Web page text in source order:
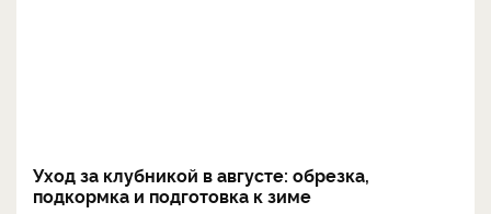
Уход за клубникой в августе: обрезка,
подкормка и подготовка к зиме